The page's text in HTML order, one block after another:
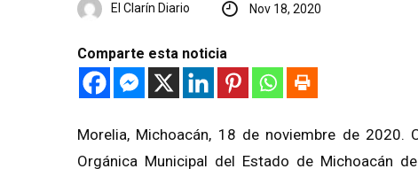
El Clarín Diario Nov 18, 2020
Comparte esta noticia
Morelia, Michoacán, 18 de noviembre de
Orgánica Municipal del Estado de Michoacán